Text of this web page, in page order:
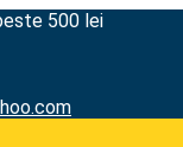
500 lei